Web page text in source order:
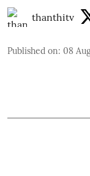
thanthitv
Published on: 08